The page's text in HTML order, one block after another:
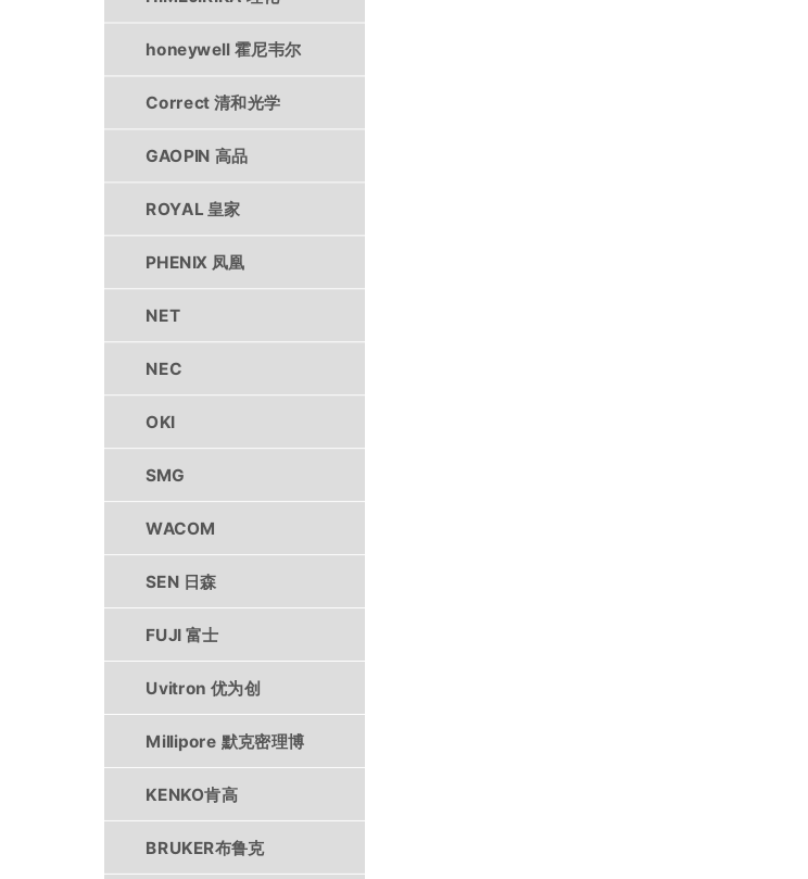
honeywell 霍尼韦尔
Correct 清和光学
GAOPIN 高品
ROYAL 皇家
PHENIX 凤凰
NET
NEC
OKI
SMG
WACOM
SEN 日森
FUJI 富士
Uvitron 优为创
Millipore 默克密理博
KENKO肯高
BRUKER布鲁克